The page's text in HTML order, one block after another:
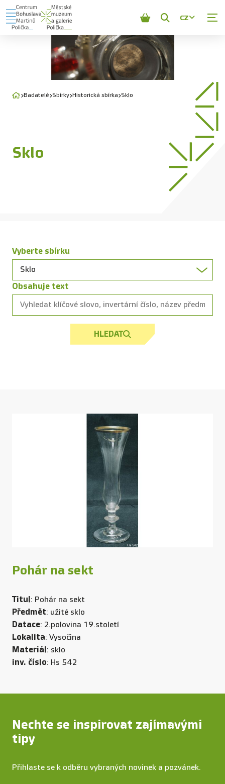
Zobrazit
vyhledávání
CZ
Badatelé Sbírky Historická sbírka Sklo
Sklo
Vyberte sbírku
Obsahuje text
HLEDAT
Pohár na sekt
Titul: Pohár na sekt
Předmět: užité sklo
Datace: 2.polovina 19.století
Lokalita: Vysočina
Materiál: sklo
inv. číslo: Hs 542
Nechte se inspirovat zajímavými
tipy
Přihlaste se k odběru vybraných novinek a pozvánek.